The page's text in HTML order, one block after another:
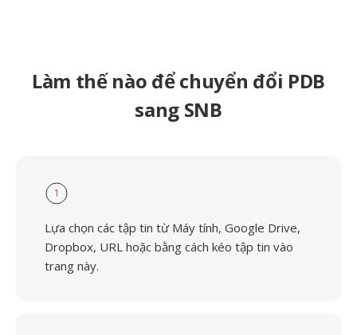
Làm thế nào để chuyển đổi PDB
sang SNB
1
Lựa chọn các tập tin từ Máy tính, Google Drive,
Dropbox, URL hoặc bằng cách kéo tập tin vào
trang này.